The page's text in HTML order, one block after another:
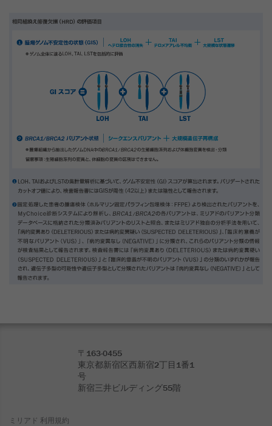
〒163-0455
東京都新宿区西新宿2丁目1番1
号
新宿三井ビルディング55階
ミリアド 利用規約